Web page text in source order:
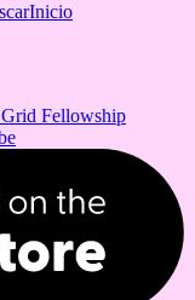
Inicio
Fellowship